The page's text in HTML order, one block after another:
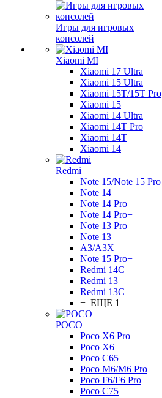
Игры для игровых
консолей
Xiaomi MI
Xiaomi 17 Ultra
Xiaomi 15 Ultra
Xiaomi 15T/15T Pro
Xiaomi 15
Xiaomi 14 Ultra
Xiaomi 14T Pro
Xiaomi 14T
Xiaomi 14
Redmi
Note 15/Note 15 Pro
Note 14
Note 14 Pro
Note 14 Pro+
Note 13 Pro
Note 13
A3/A3X
Note 15 Pro+
Redmi 14C
Redmi 13
Redmi 13C
+ ЕЩЕ 1
POCO
Poco X6 Pro
Poco X6
Poco C65
Poco M6/M6 Pro
Poco F6/F6 Pro
Poco C75